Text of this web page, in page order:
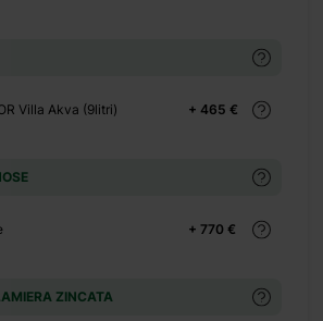
+ 465 €
Villa Akva (9litri)
+ 770 €
ZINCATA